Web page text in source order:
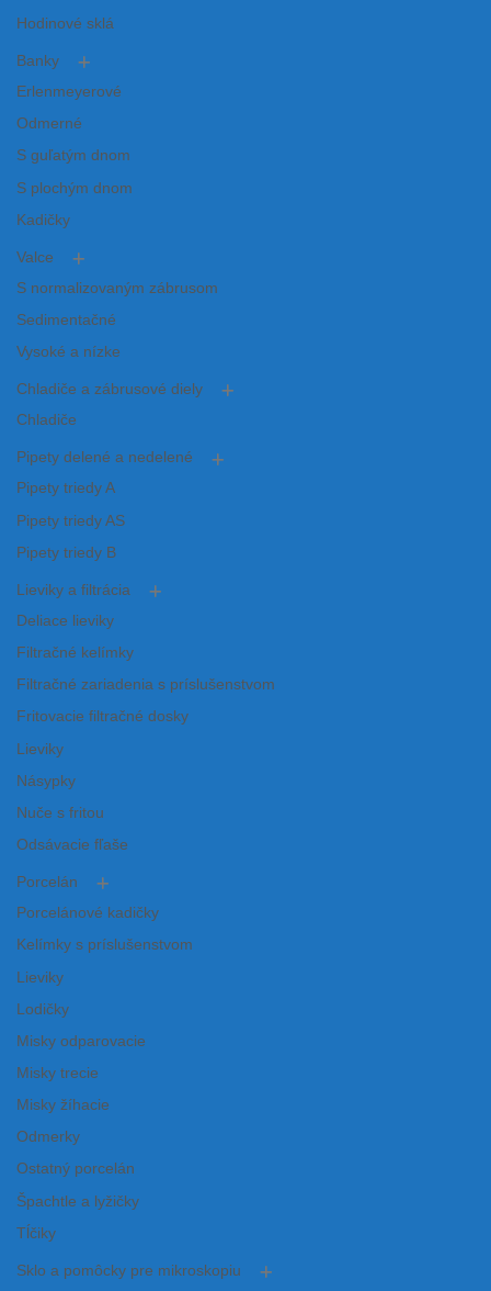
Hodinové sklá
Banky
Erlenmeyerové
Odmerné
S guľatým dnom
S plochým dnom
Kadičky
Valce
S normalizovaným zábrusom
Sedimentačné
Vysoké a nízke
Chladiče a zábrusové diely
Chladiče
Pipety delené a nedelené
Pipety triedy A
Pipety triedy AS
Pipety triedy B
Lieviky a filtrácia
Deliace lieviky
Filtračné kelímky
Filtračné zariadenia s príslušenstvom
Fritovacie filtračné dosky
Lieviky
Násypky
Nuče s fritou
Odsávacie fľaše
Porcelán
Porcelánové kadičky
Kelímky s príslušenstvom
Lieviky
Lodičky
Misky odparovacie
Misky trecie
Misky žíhacie
Odmerky
Ostatný porcelán
Špachtle a lyžičky
Tĺčiky
Sklo a pomôcky pre mikroskopiu